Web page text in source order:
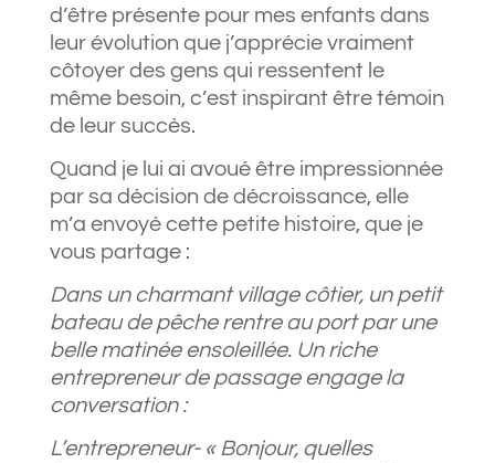
d’être présente pour mes enfants dans
leur évolution que j’apprécie vraiment
côtoyer des gens qui ressentent le
même besoin, c’est inspirant être témoin
de leur succès.
Quand je lui ai avoué être impressionnée
par sa décision de décroissance, elle
m’a envoyé cette petite histoire, que je
vous partage :
Dans un charmant village côtier, un petit
bateau de pêche rentre au port par une
belle matinée ensoleillée. Un riche
entrepreneur de passage engage la
conversation :
L’entrepreneur- « Bonjour, quelles